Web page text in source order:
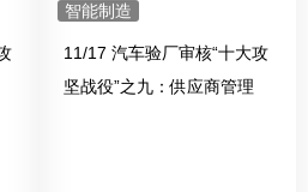
智能制造
11/17 汽车验厂审核“十大攻
坚战役”之九：供应商管理